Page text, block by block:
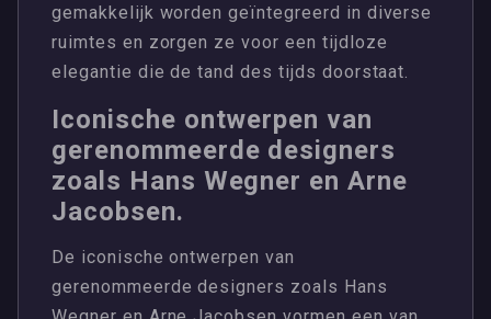
gemakkelijk worden geïntegreerd in diverse
ruimtes en zorgen ze voor een tijdloze
elegantie die de tand des tijds doorstaat.
Iconische ontwerpen van
gerenommeerde designers
zoals Hans Wegner en Arne
Jacobsen.
De iconische ontwerpen van
gerenommeerde designers zoals Hans